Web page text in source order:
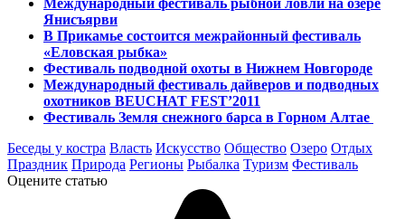
Янисъярви
В Прикамье состоится межрайонный фестиваль
«Еловская рыбка»
Фестиваль подводной охоты в Нижнем Новгороде
Международный фестиваль дайверов и подводных
охотников BEUCHAT FEST’2011
Фестиваль Земля снежного барса в Горном Алтае
Беседы у костра Власть Искусство Общество Озеро Отдых
Праздник Природа Регионы Рыбалка Туризм Фестиваль
Оцените статью